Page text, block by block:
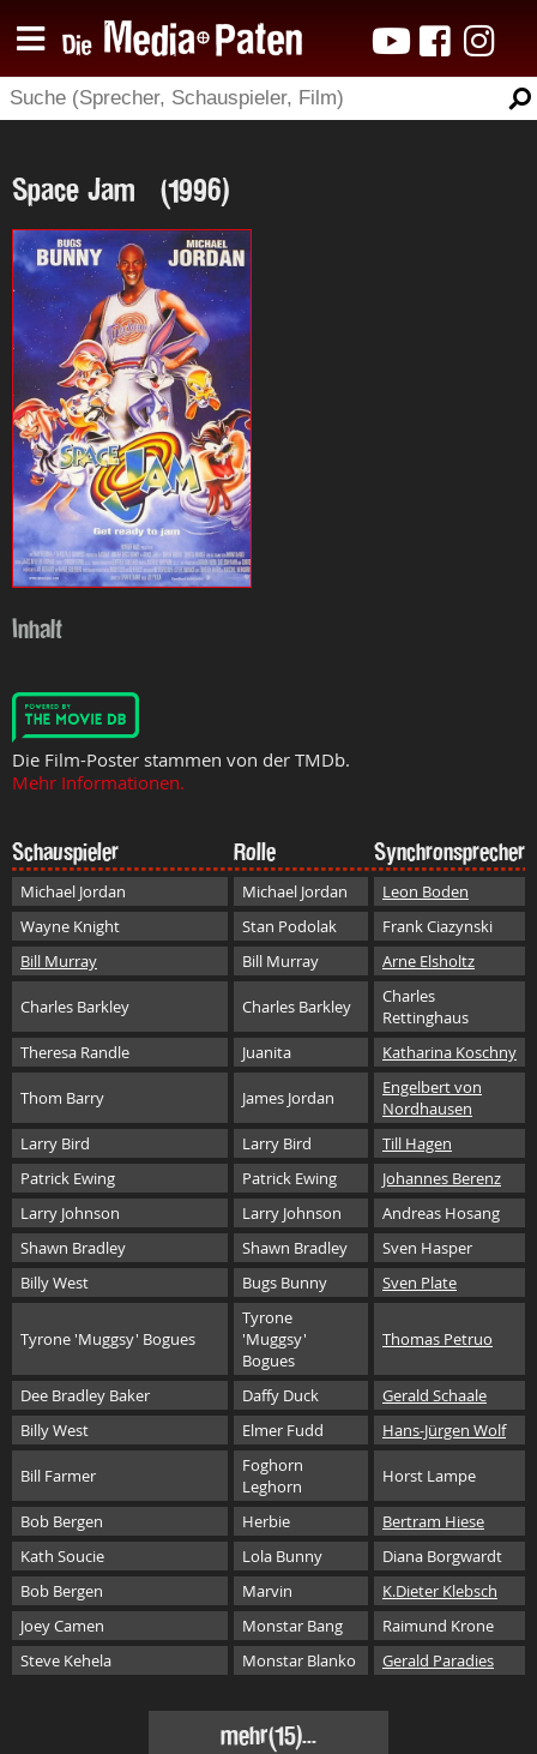
Space Jam (1996)
Inhalt
Die Film-Poster stammen von der TMDb.
Mehr Informationen.
Schauspieler Rolle Synchronsprecher
Michael Jordan Michael Jordan
Leon Boden
Wayne Knight
Stan Podolak
Frank Ciazynski
Bill Murray
Bill Murray Arne Elsholtz
Charles Barkley Charles Barkley
Charles
Rettinghaus
Theresa Randle
Juanita Katharina Koschny
Thom Barry James Jordan
Engelbert von
Nordhausen
Larry Bird
Larry Bird
Till Hagen
Patrick Ewing
Patrick Ewing
Johannes Berenz
Larry Johnson
Larry Johnson
Andreas Hosang
Shawn Bradley
Shawn Bradley
Sven Hasper
Billy West
Bugs Bunny Sven Plate
Tyrone 'Muggsy' Bogues
Tyrone
'Muggsy'
Bogues
Thomas Petruo
Dee Bradley Baker Daffy Duck
Gerald Schaale
Billy West
Elmer Fudd Hans-Jürgen Wolf
Bill Farmer
Foghorn
Leghorn
Horst Lampe
Bob Bergen Herbie
Bertram Hiese
Kath Soucie
Lola Bunny
Diana Borgwardt
Bob Bergen
Marvin
K.Dieter Klebsch
Joey Camen
Monstar Bang
Raimund Krone
Steve Kehela
Monstar Blanko Gerald Paradies
mehr(15)...